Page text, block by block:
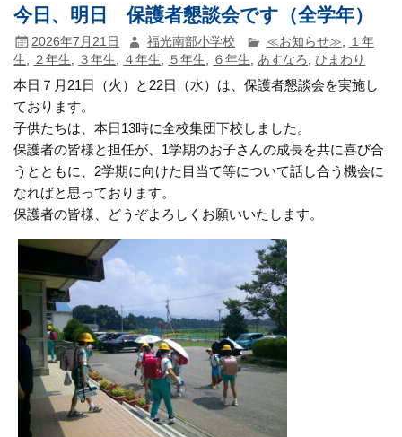
今日、明日 保護者懇談会です（全学年）
2026年7月21日 福光南部小学校 ≪お知らせ≫
１年
生
２年生 ３年生 ４年生 ５年生 ６年生 あすなろ ,ひまわり
本日７月21日（火）と22日（水）は、保護者懇談会を実施し
ております。
子供たちは、本日13時に全校集団下校しました。
保護者の皆様と担任が、1学期のお子さんの成長を共に喜び合
うとともに、2学期に向けた目当て等について話し合う機会に
なればと思っております。
保護者の皆様、どうぞよろしくお願いいたします。